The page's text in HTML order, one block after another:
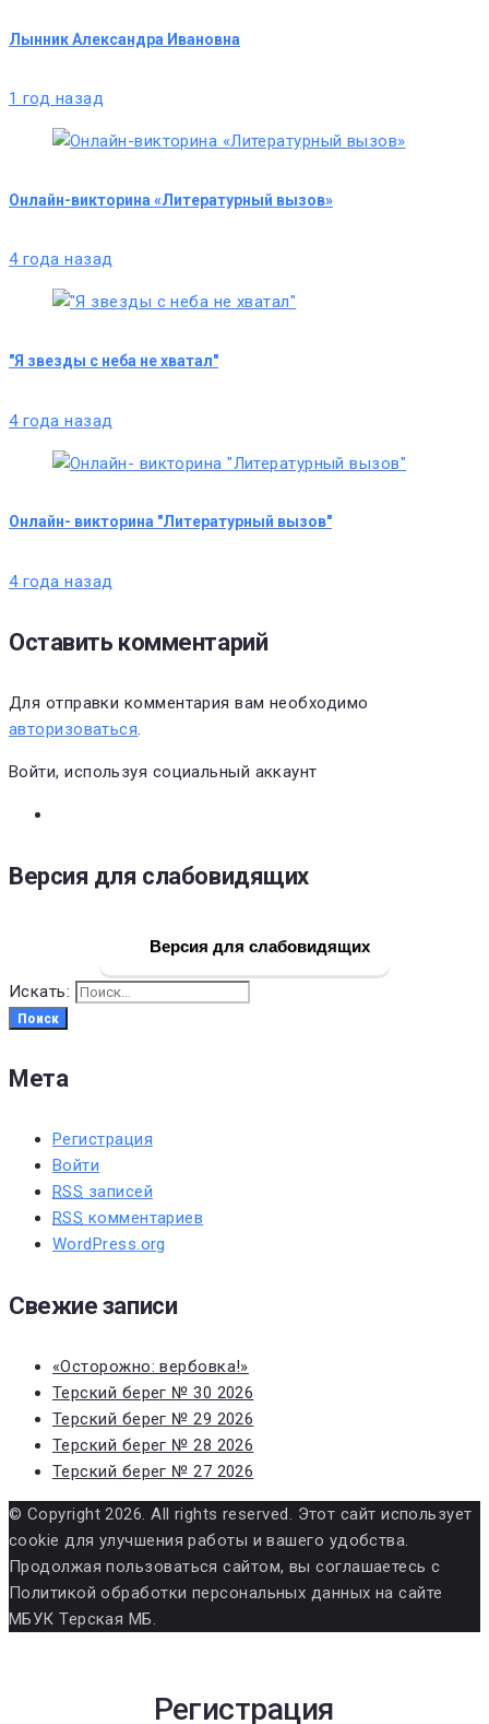
Лынник Александра Ивановна
1 год назад
Онлайн-викторина «Литературный вызов»
4 года назад
"Я звезды с неба не хватал"
4 года назад
Онлайн- викторина "Литературный вызов"
4 года назад
Оставить комментарий
Для отправки комментария вам необходимо
авторизоваться.
Войти, используя социальный аккаунт
Версия для слабовидящих
Версия для слабовидящих
Искать:
Поиск
Мета
Регистрация
Войти
RSS записей
RSS комментариев
WordPress.org
Свежие записи
«Осторожно: вербовка!»
Терский берег № 30 2026
Терский берег № 29 2026
Терский берег № 28 2026
Терский берег № 27 2026
© Copyright 2026. All rights reserved. Этот сайт использует
cookie для улучшения работы и вашего удобства.
Продолжая пользоваться сайтом, вы соглашаетесь с
Политикой обработки персональных данных на сайте
МБУК Терская МБ.
Регистрация